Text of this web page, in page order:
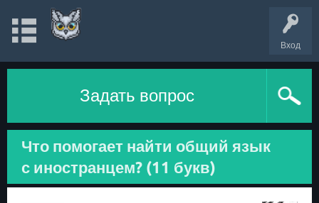
Вход
Задать вопрос
Что помогает найти общий язык
с иностранцем? (11 букв)